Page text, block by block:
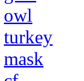
owl
turkey
mask